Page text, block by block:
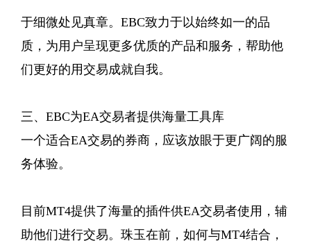
于细微处见真章。EBC致力于以始终如一的品
质，为用户呈现更多优质的产品和服务，帮助他
们更好的用交易成就自我。
三、EBC为EA交易者提供海量工具库
一个适合EA交易的券商，应该放眼于更广阔的服
务体验。
目前MT4提供了海量的插件供EA交易者使用，辅
助他们进行交易。珠玉在前，如何与MT4结合，